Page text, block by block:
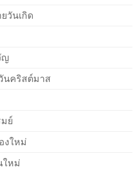
วันเกิด
ญ
นคริสต์มาส
ย์
งใหม่
ใหม่